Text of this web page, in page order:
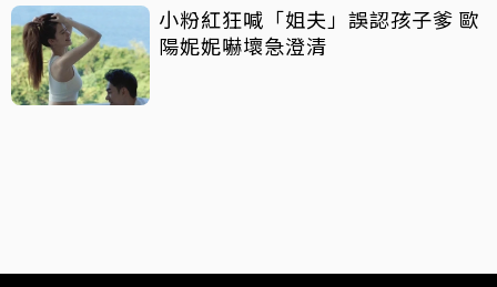
小粉紅狂喊「姐夫」誤認孩子爹 歐
陽妮妮嚇壞急澄清